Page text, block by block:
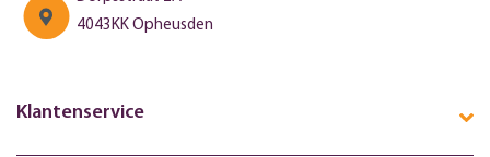
4043KK Opheusden
Klantenservice